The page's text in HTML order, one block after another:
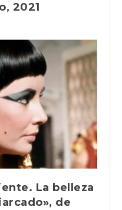
2021
La belleza
de